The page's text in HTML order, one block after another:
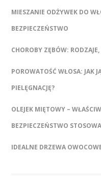
MIESZANIE ODŻYWEK DO
BEZPIECZEŃSTWO
CHOROBY ZĘBÓW:
POROWATOŚĆ WŁOSA: JAK
PIELĘGNACJĘ?
OLEJEK MIĘTOWY –
BEZPIECZEŃSTWO
IDEALNE DRZEWA